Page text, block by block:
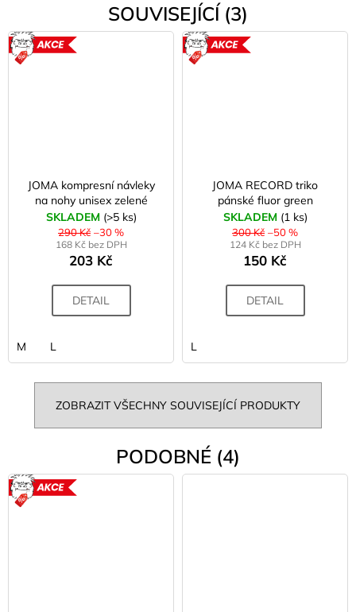
SOUVISEJÍCÍ (3)
JOMA kompresní návleky
na nohy unisex zelené
SKLADEM (>5 ks)
290 Kč –30 %
168 Kč bez DPH
203 Kč
DETAIL
M L
JOMA RECORD triko
pánské fluor green
SKLADEM (1 ks)
300 Kč –50 %
124 Kč bez DPH
150 Kč
DETAIL
L
ZOBRAZIT VŠECHNY SOUVISEJÍCÍ PRODUKTY
PODOBNÉ (4)